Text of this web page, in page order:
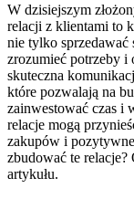
W dzisiejszym
relacji z klientami to
nie tylko sprzedawać
zrozumieć potrzeby i
skuteczna
które pozwalają na
zainwestować czas i
relacje mogą
zakupów i
zbudować te relacje?
artykułu.